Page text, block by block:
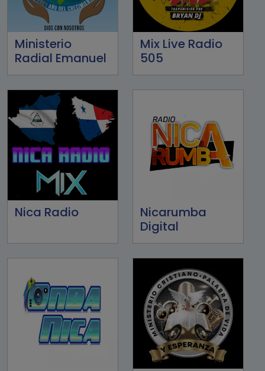
Ministerio
Radial Emanuel
Mix Live Radio
505
Nica Radio
Nicarumba
Digital